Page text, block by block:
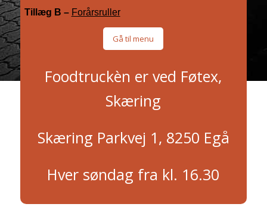
Tillæg B – Forårsruller
Gå til menu
Foodtruckèn er ved Føtex,
Skæring
Skæring Parkvej 1, 8250 Egå
Hver søndag fra kl. 16.30